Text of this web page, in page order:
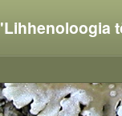
'Lihhenoloogia